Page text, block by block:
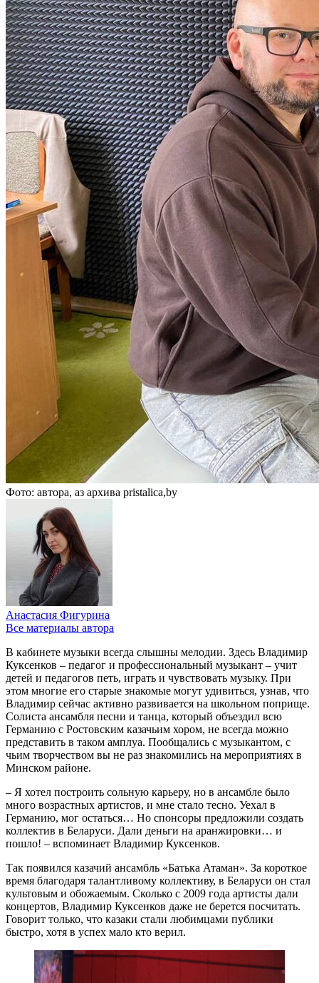
Фото: автора, аз архива pristalica,by
Анастасия Фигурина
Все материалы автора
В кабинете музыки всегда слышны мелодии. Здесь Владимир
Куксенков – педагог и профессиональный музыкант – учит
детей и педагогов петь, играть и чувствовать музыку. При
этом многие его старые знакомые могут удивиться, узнав, что
Владимир сейчас активно развивается на школьном поприще.
Солиста ансамбля песни и танца, который объездил всю
Германию с Ростовским казачьим хором, не всегда можно
представить в таком амплуа. Пообщались с музыкантом, с
чьим творчеством вы не раз знакомились на мероприятиях в
Минском районе.
– Я хотел построить сольную карьеру, но в ансамбле было
много возрастных артистов, и мне стало тесно. Уехал в
Германию, мог остаться… Но спонсоры предложили создать
коллектив в Беларуси. Дали деньги на аранжировки… и
пошло! – вспоминает Владимир Куксенков.
Так появился казачий ансамбль «Батька Атаман». За короткое
время благодаря талантливому коллективу, в Беларуси он стал
культовым и обожаемым. Сколько с 2009 года артисты дали
концертов, Владимир Куксенков даже не берется посчитать.
Говорит только, что казаки стали любимцами публики
быстро, хотя в успех мало кто верил.